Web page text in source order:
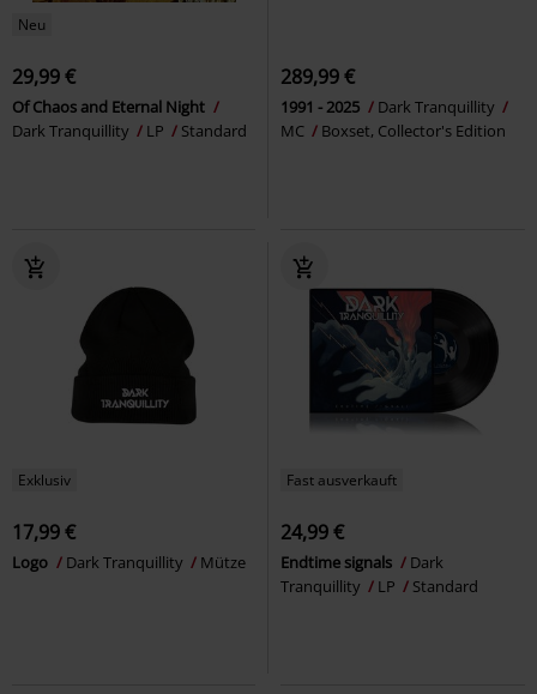
Neu
29,99 €
Of Chaos and Eternal Night
Dark Tranquillity
LP Standard
289,99 €
1991 - 2025
Dark Tranquillity
MC
Boxset, Collector's Edition
Exklusiv
17,99 €
Logo Dark Tranquillity Mütze
Fast ausverkauft
24,99 €
Endtime signals
Dark
Tranquillity
LP Standard